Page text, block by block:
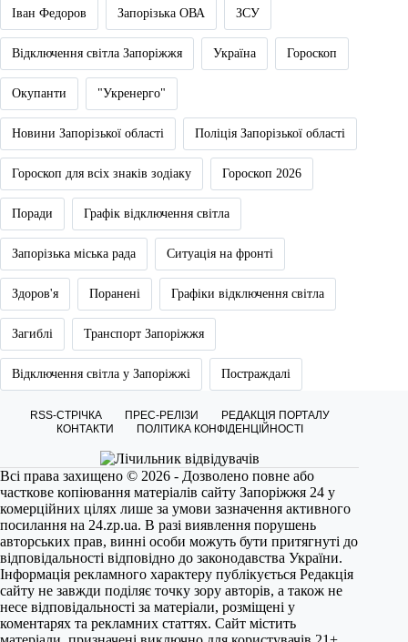
Іван Федоров Запорізька ОВА ЗСУ
Відключення світла Запоріжжя Україна Гороскоп
Окупанти "Укренерго"
Новини Запорізької області Поліція Запорізької області
Гороскоп для всіх знаків зодіаку Гороскоп 2026
Поради Графік відключення світла
Запорізька міська рада Ситуація на фронті
Здоров'я Поранені Графіки відключення світла
Загиблі Транспорт Запоріжжя
Відключення світла у Запоріжжі Постраждалі
RSS-СТРІЧКА ПРЕС-РЕЛІЗИ
РЕДАКЦІЯ ПОРТАЛУ
КОНТАКТИ
ПОЛІТИКА КОНФІДЕНЦІЙНОСТІ
Всі права захищено © 2026 - Дозволено повне або
часткове копіювання матеріалів сайту Запоріжжя 24 у
комерційних цілях лише за умови зазначення активного
посилання на 24.zp.ua. В разі виявлення порушень
авторських прав, винні особи можуть бути притягнуті до
відповідальності відповідно до законодавства України.
Інформація рекламного характеру публікується Редакція
сайту не завжди поділяє точку зору авторів, а також не
несе відповідальності за матеріали, розміщені у
коментарях та рекламних статтях. Сайт містить